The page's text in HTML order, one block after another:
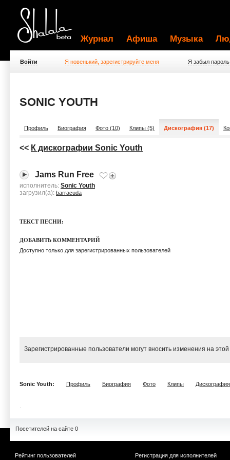
Журнал Афиша Музыка
Войти Я новенький, зарегистрируйте меня Я забыл пароль
SONIC YOUTH
Профиль Биография Фото (10) Клипы (5) Дискография (17)
<< К дискографии Sonic Youth
Jams Run Free
исполнитель: Sonic Youth
загрузил(а): barracuda
ТЕКСТ ПЕСНИ:
ДОБАВИТЬ КОММЕНТАРИЙ
Доступно только для зарегистрированных пользователей
Зарегистрированные пользователи могут вносить изменения на
Sonic Youth: Профиль Биография Фото Клипы Дискография
Посетителей на сайте 0
Рейтинг пользователей
Регистрация для исполнителей